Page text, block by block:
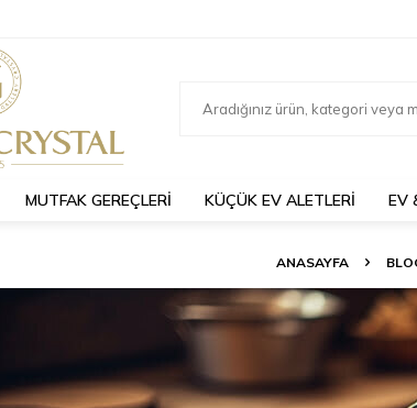
MUTFAK GEREÇLERİ KÜÇÜK EV ALETLERİ EV
ANASAYFA